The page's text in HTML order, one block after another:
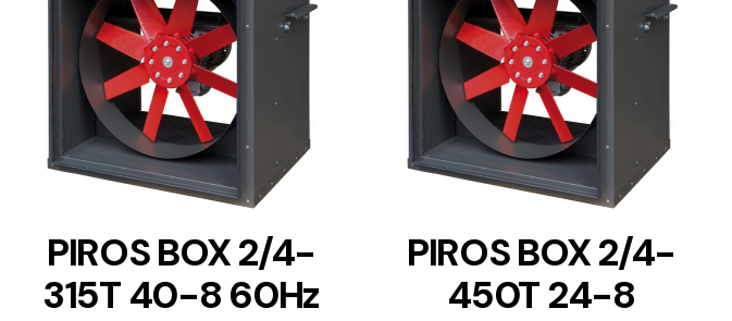
DETAILS
PIROS BOX 2/4-
315T 40-8 60Hz
DETAILS
PIROS BOX 2/4-
450T 24-8